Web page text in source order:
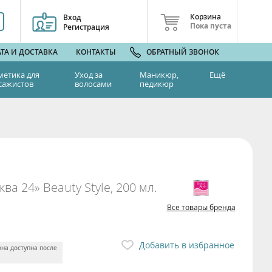
Вход
Регистрация
Корзина
Пока пуста
И ДОСТАВКА КОНТАКТЫ ОБРАТНЫЙ ЗВОНОК
для
Уход за
волосами
Маникюр,
педикюр
Ещё
24» Beauty Style, 200 мл.
Все товары бренда
Добавить в избранное
доступна после